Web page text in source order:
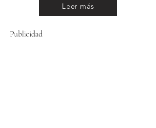
Leer más
Publicidad